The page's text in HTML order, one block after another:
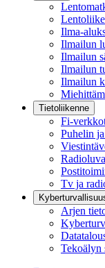
Ilma-
Ilmailun
Ilmailun
Ilmailun
Ilmailun
Tietoliikenne
Fi-
Puhelin
Tv ja
Arjen
Tekoälyn